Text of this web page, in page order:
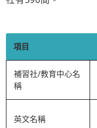
項目
補習社/教育中心名
稱
英文名稱